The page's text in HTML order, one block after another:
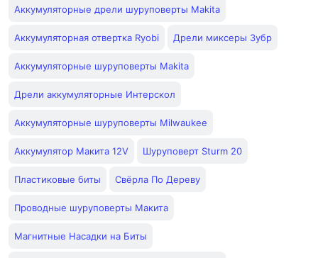
Аккумуляторные дрели шуруповерты Makita
Аккумуляторная отвертка Ryobi Дрели миксеры Зубр
Аккумуляторные шуруповерты Makita
Дрели аккумуляторные Интерскол
Аккумуляторные шуруповерты Milwaukee
Аккумулятор Макита 12V Шуруповерт Sturm 20
Пластиковые биты Свёрла По Дереву
Проводные шуруповерты Макита
Магнитные Насадки на Биты